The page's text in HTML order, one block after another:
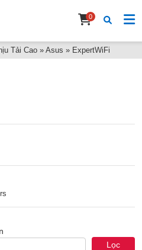
0
Tải Cao » Asus » ExpertWiFi
Lọc